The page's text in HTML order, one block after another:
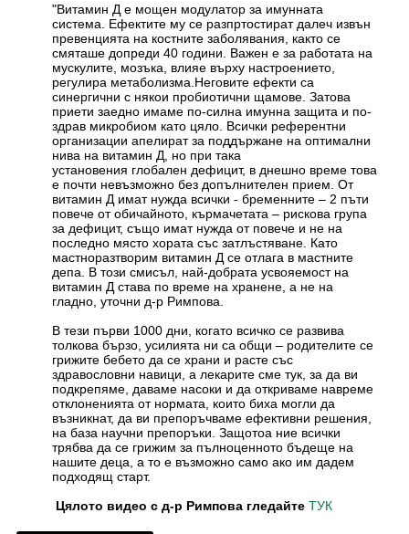
"Витамин Д е мощен модулатор за имунната
система. Ефектите му се разпртостират далеч извън
превенцията на костните заболявания, както се
смяташе допреди 40 години. Важен е за работата на
мускулите, мозъка, влияе върху настроението,
регулира метаболизма.Неговите ефекти са
синергични с някои пробиотични щамове. Затова
приети заедно имаме по-силна имунна защита и по-
здрав микробиом като цяло. Всички референтни
организации апелират за поддържане на оптимални
нива на витамин Д, но при така
установения глобален дефицит, в днешно време това
е почти невъзможно без допълнителен прием. От
витамин Д имат нужда всички - бременните – 2 пъти
повече от обичайното, кърмачетата – рискова група
за дефицит, също имат нужда от повече и не на
последно място хората със затлъстяване. Като
мастноразтворим витамин Д се отлага в мастните
депа. В този смисъл, най-добрата усвояемост на
витамин Д става по време на хранене, а не на
гладно, уточни д-р Римпова.
В тези първи 1000 дни, когато всичко се развива
толкова бързо, усилията ни са общи – родителите се
грижите бебето да се храни и расте със
здравословни навици, а лекарите сме тук, за да ви
подкрепяме, даваме насоки и да откриваме навреме
отклоненията от нормата, които биха могли да
възникнат, да ви препоръчваме ефективни решения,
на база научни препоръки. Защотоа ние всички
трябва да се грижим за пълноценното бъдеще на
нашите деца, а то е възможно само ако им дадем
подходящ старт.
Цялото видео с д-р Римпова гледайтеТУК